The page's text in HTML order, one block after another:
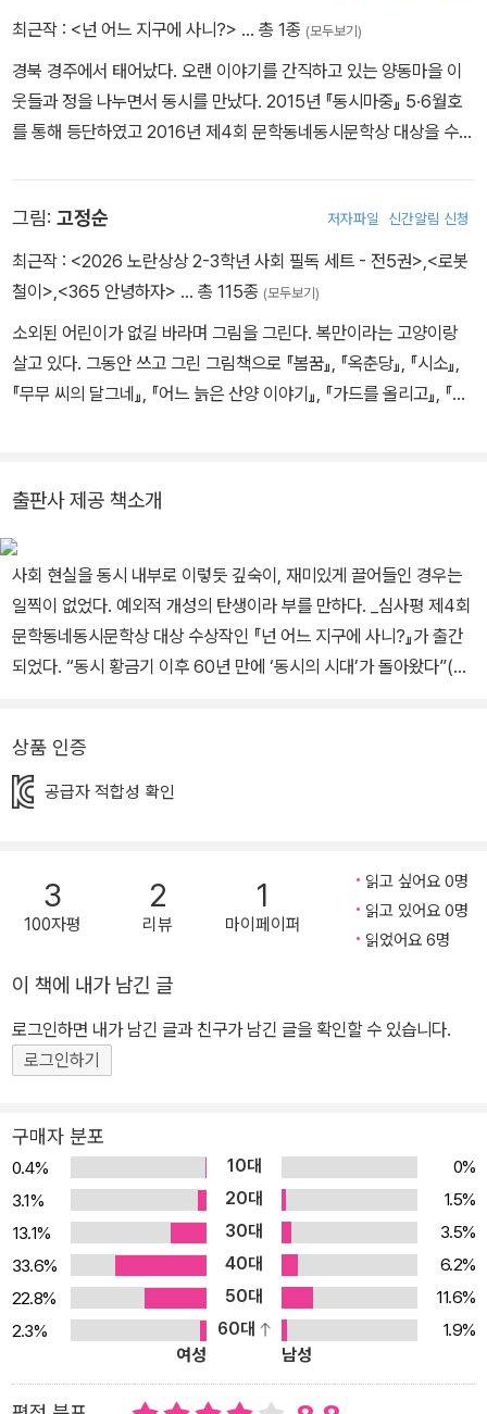
최근작 : <넌 어느 지구에 사니?> … 총 1종 (모두보기)
경북 경주에서 태어났다. 오랜 이야기를 간직하고 있는 양동마을 이
웃들과 정을 나누면서 동시를 만났다. 2015년 『동시마중』 5·6월호
를 통해 등단하였고 2016년 제4회 문학동네동시문학상 대상을 수상
그림: 고정순 저자파일 신간알림 신청
최근작 : <2026 노란상상 2-3학년 사회 필독 세트 - 전5권>,<로봇
철이>,<365 안녕하자> … 총 115종 (모두보기)
소외된 어린이가 없길 바라며 그림을 그린다. 복만이라는 고양이랑
살고 있다. 그동안 쓰고 그린 그림책으로 『봄꿈』, 『옥춘당』, 『시소』,
『무무 씨의 달그네』, 『어느 늙은 산양 이야기』, 『가드를 올리고』, 『최
소설, 만화로 영역을 넓히며 자신의 이야기를 전하고 있다. 그림책
『옥춘당』으로 2023 화이트레이븐스 선정, 2023 샤롯데출판문화상
본상, 2023 대한민국 그림책상 특별상을 수상하였다.
출판사 제공 책소개
사회 현실을 동시 내부로 이렇듯 깊숙이, 재미있게 끌어들인 경우는
일찍이 없었다. 예외적 개성의 탄생이라 부를 만하다. _심사평 제4회
문학동네동시문학상 대상 수상작인 『넌 어느 지구에 사니?』가 출간
되었다. “동시 황금기 이후 60년 만에 ‘동시의 시대’가 돌아왔다”(이
로 이어지는 유일한 출판사 공모전으로 큰 주목을 받아 왔다. 아이들
의 지친 마음에 유머러스한 언어를 돌게 한 『어이없는 놈』(김개미),
이르기까지, 3년이라는 짧은 시간 동안 문학동네동시문학상 수상 작
품들은 관행적인 동시 쓰기에서 벗어난 새로운 지향을 보여 주며 우
리 동시의 문학성과 대중성의 유쾌한 만남, 그 가능성에 대해 매년 제
출되는 한 권의 두툼한 응답서로 자리 잡았다. 제4회 문학동네동시문
학상의 심사는 권영상, 안도현, 이안 시인이 맡았다. 그들은 심사평에
서 최근 10년간 우리 동시 전개의 양상과 문제점에 대해 다음과 같이
개괄했다. “시와 동시의 동거기였던 정지용, 윤동주, 박목월의 시대
울인 적은 일찍이 없었다. 문제는, 이러한 시사적(詩史的) 사건이 시
단 내부를 뛰쳐나가 대중적 접면을 형성하는 데까지는 아직 그 힘이
미치지 못하고 있다는 점이다.” 어떻게 하면 시단 내부만의 수직적 압
력을 폭발시켜 이를 수평적 확산의 길로 전환할 수 있을까를 염두에
두고, 심사위원 세 사람은 101편의 응모작을 나누어 살펴보았다. 그
중에서 박해정 시인의 작품은 역동적인 개성으로 주목받았다. 그의
작품을 읽고, 권영상 시인은 “튼튼하고 건강하다. 마치 들판의 흙으로
집을 짓듯 시의 집을 지어 나가는 문학적 역량이 돋보인다.”고 평했
고, 안도현 시인은 “기발하고 파격적인 상상력이 단연 압권이다. 시의
어조는 거침없고 맹랑할 정도로 발랄하다. 묘한 역동성, 비판의식과
상품 인증
공급자 적합성 확인
3
100자평
2
리뷰
1
마이페이퍼
읽고 싶어요 0명
읽고 있어요 0명
읽었어요 6명
이 책에 내가 남긴 글
로그인하면 내가 남긴 글과 친구가 남긴 글을 확인할 수 있습니다.
로그인하기
구매자 분포
0.4% 10대
0%
3.1%
20대
1.5%
13.1%
30대
3.5%
33.6%
40대
6.2%
22.8%
50대
11.6%
2.3%
60대
1.9%
여성
남성